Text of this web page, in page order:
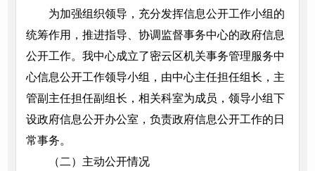
为加强组织领导，充分发挥信息公开工作小组的
统筹作用，推进指导、协调监督事务中心的政府信息
公开工作。我中心成立了密云区机关事务管理服务中
心信息公开工作领导小组，由中心主任担任组长，主
管副主任担任副组长，相关科室为成员，领导小组下
设政府信息公开办公室，负责政府信息公开工作的日
常事务。
（二）主动公开情况